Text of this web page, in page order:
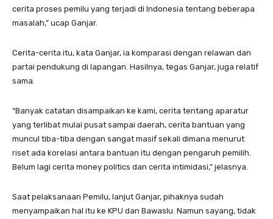
cerita proses pemilu yang terjadi di Indonesia tentang beberapa
masalah,” ucap Ganjar.
Cerita-cerita itu, kata Ganjar, ia komparasi dengan relawan dan
partai pendukung di lapangan. Hasilnya, tegas Ganjar, juga relatif
sama.
“Banyak catatan disampaikan ke kami, cerita tentang aparatur
yang terlibat mulai pusat sampai daerah, cerita bantuan yang
muncul tiba-tiba dengan sangat masif sekali dimana menurut
riset ada korelasi antara bantuan itu dengan pengaruh pemilih.
Belum lagi cerita money politics dan cerita intimidasi,” jelasnya.
Saat pelaksanaan Pemilu, lanjut Ganjar, pihaknya sudah
menyampaikan hal itu ke KPU dan Bawaslu. Namun sayang, tidak